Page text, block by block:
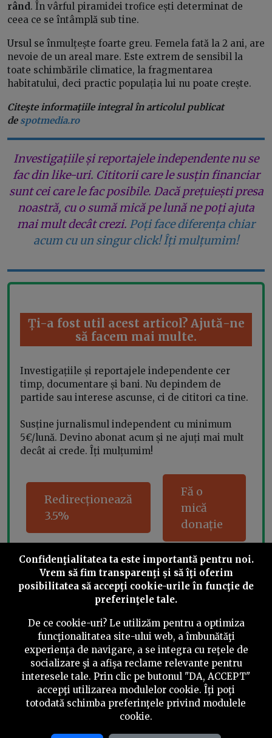
rând. În vârful piramidei trofice ești determinat de
ceea ce se întâmplă sub tine.
Ursul se înmulțește foarte greu. Femela fată la 2 ani, are
nevoie de un areal mare. Este extrem de sensibil la
toate schimbările climatice, la fragmentarea
habitatului, deci practic populația lui nu poate crește.
Citeşte informaţiile integral în articolul publicat
de spotmedia.ro
Investigațiile și reportajele independente nu se
fac din like-uri. Cititorii care le susțin financiar
sunt cei care le fac posibile. Dacă prețuiești presa
noastră, cu o sumă mică pe lună ne poți ajuta
mai mult decât crezi. Poți face diferența chiar
acum cu un singur click! Îți mulțumim!
Ți-a fost util acest articol? Ajută-ne
să facem mai multe.
Investigațiile și reportajele independente cer
timp, documentare și bani. Nu depindem de
partide sau interese ascunse, ci de cititori ca tine.
Susține jurnalismul independent cu minimum
5€/lună. Devino abonat acum și ne ajuți mai mult
decât ai crede. Îți mulțumim!
Redirecționează
3.5%
Fă o
mică
donație
Share this
©2026PressOne.ro
RSSNewslettereDespre noiPolitica editorială
Politica de verificare a conținutului
Confidenţialitatea ta este importantă pentru noi.
Vrem să fim transparenţi și să îţi oferim
posibilitatea să accepţi cookie-urile în funcţie de
preferinţele tale.
De ce cookie-uri? Le utilizăm pentru a optimiza
funcţionalitatea site-ului web, a îmbunătăţi
experienţa de navigare, a se integra cu reţele de
socializare şi a afişa reclame relevante pentru
interesele tale. Prin clic pe butonul "DA, ACCEPT"
accepţi utilizarea modulelor cookie. Îţi poţi
totodată schimba preferinţele privind modulele
cookie.